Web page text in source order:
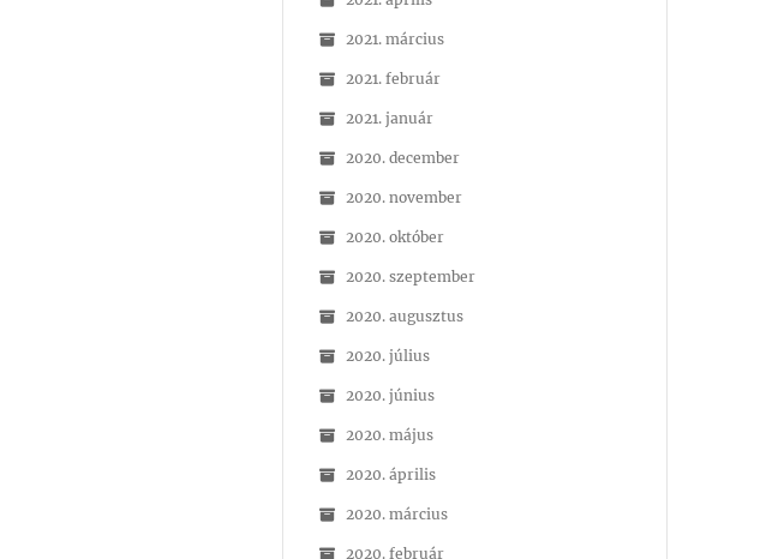
2021. március
2021. február
2021. január
2020. december
2020. november
2020. október
2020. szeptember
2020. augusztus
2020. július
2020. június
2020. május
2020. április
2020. március
2020. február